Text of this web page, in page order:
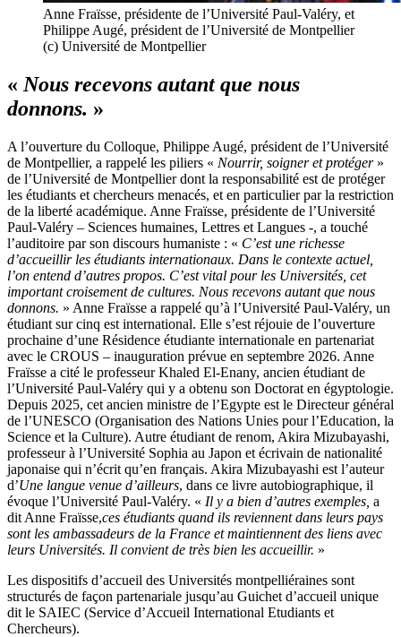
Anne Fraïsse, présidente de l’Université Paul-Valéry, et
Philippe Augé, président de l’Université de Montpellier
(c) Université de Montpellier
« Nous recevons autant que nous
donnons. »
A l’ouverture du Colloque, Philippe Augé, président de l’Université
de Montpellier, a rappelé les piliers « Nourrir, soigner et protéger»
de l’Université de Montpellier dont la responsabilité est de protéger
les étudiants et chercheurs menacés, et en particulier par la restriction
de la liberté académique. Anne Fraïsse, présidente de l’Université
Paul-Valéry – Sciences humaines, Lettres et Langues -, a touché
l’auditoire par son discours humaniste : « C’est une richesse
d’accueillir les étudiants internationaux. Dans le contexte actuel,
l’on entend d’autres propos. C’est vital pour les Universités, cet
important croisement de cultures. Nous recevons autant que nous
donnons. » Anne Fraïsse a rappelé qu’à l’Université Paul-Valéry, un
étudiant sur cinq est international. Elle s’est réjouie de l’ouverture
prochaine d’une Résidence étudiante internationale en partenariat
avec le CROUS – inauguration prévue en septembre 2026. Anne
Fraïsse a cité le professeur Khaled El-Enany, ancien étudiant de
l’Université Paul-Valéry qui y a obtenu son Doctorat en égyptologie.
Depuis 2025, cet ancien ministre de l’Egypte est le Directeur général
de l’UNESCO (Organisation des Nations Unies pour l’Education, la
Science et la Culture). Autre étudiant de renom, Akira Mizubayashi,
professeur à l’Université Sophia au Japon et écrivain de nationalité
japonaise qui n’écrit qu’en français. Akira Mizubayashi est l’auteur
d’Une langue venue d’ailleurs, dans ce livre autobiographique, il
évoque l’Université Paul-Valéry. « Il y a bien d’autres exemples, a
dit Anne Fraïsse,ces étudiants quand ils reviennent dans leurs pays
sont les ambassadeurs de la France et maintiennent des liens avec
leurs Universités. Il convient de très bien les accueillir. »
Les dispositifs d’accueil des Universités montpelliéraines sont
structurés de façon partenariale jusqu’au Guichet d’accueil unique
dit le SAIEC (Service d’Accueil International Etudiants et
Chercheurs).